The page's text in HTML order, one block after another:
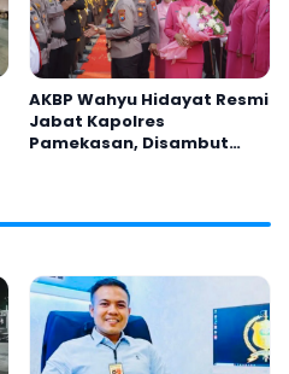
AKBP Wahyu Hidayat Resmi
Jabat Kapolres
Pamekasan, Disambut